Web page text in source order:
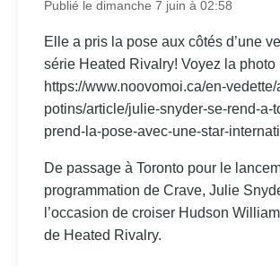
Publié le dimanche 7 juin à 02:58
Elle a pris la pose aux côtés d’une
série Heated Rivalry! Voyez la photo
https://www.noovomoi.ca/en-
potins/article/julie-snyder-se-rend-a-
prend-la-pose-avec-une-star-
De passage à Toronto pour le
programmation de Crave, Julie
l’occasion de croiser Hudson
de Heated Rivalry.